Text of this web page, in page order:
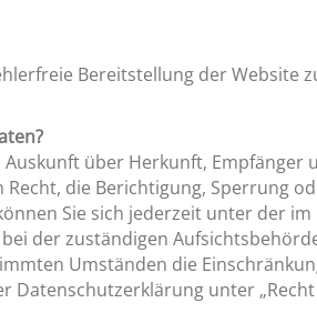
Bereitstellung der Website
über Herkunft,
die Berichtigung, Sperrung
Sie sich jederzeit unter der
der zuständigen
Umständen die
Datenschutzerklärung unter